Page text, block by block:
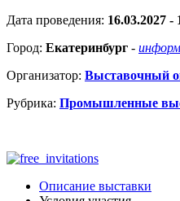
Дата проведения: 16.03.2027 -
Город: Екатеринбург -
Организатор: Выставочный
Рубрика: Промышленные
Описание выставки